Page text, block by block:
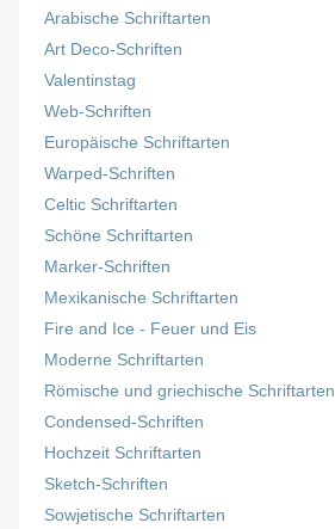
Arabische Schriftarten
Art Deco-Schriften
Valentinstag
Web-Schriften
Europäische Schriftarten
Warped-Schriften
Celtic Schriftarten
Schöne Schriftarten
Marker-Schriften
Mexikanische Schriftarten
Fire and Ice - Feuer und Eis
Moderne Schriftarten
Römische und griechische Schriftarten
Condensed-Schriften
Hochzeit Schriftarten
Sketch-Schriften
Sowjetische Schriftarten